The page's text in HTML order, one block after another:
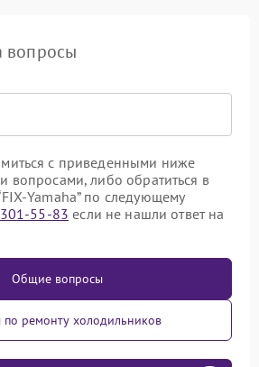
вопросы
с приведенными ниже
вопросами, либо обратиться в
Yamaha” по следующему
55-83 если не нашли ответ на
Общие вопросы
по ремонту холодильников